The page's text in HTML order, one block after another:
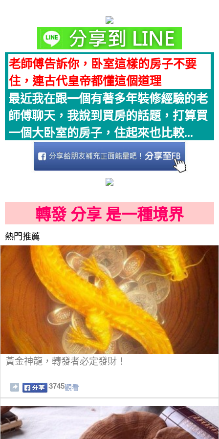
老師傅告訴你，卧室這樣的房子不要
住，連古代皇帝都懂這個道理
最近我在跟一個有著多年裝修經驗的老
師傅聊天，我說到買房的話題，打算買
一個大卧室的房子，住起來也比較...
轉發 分享 是一種境界
熱門推薦
黃金神龍，轉發者必定發財！
3745觀看